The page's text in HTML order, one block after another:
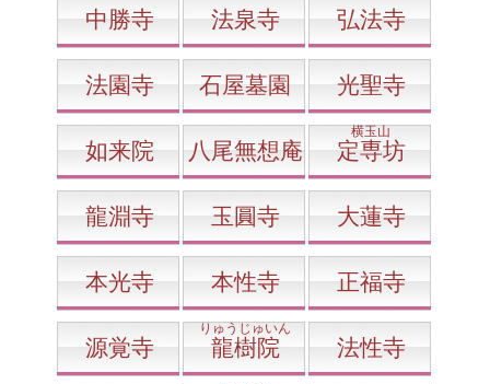
中勝寺 法泉寺 弘法寺
法園寺 石屋墓園 光聖寺
如来院 八尾無想庵
横玉山
定専坊
龍淵寺 玉圓寺 大蓮寺
本光寺 本性寺 正福寺
源覚寺
りゅうじゅいん
龍樹院 法性寺